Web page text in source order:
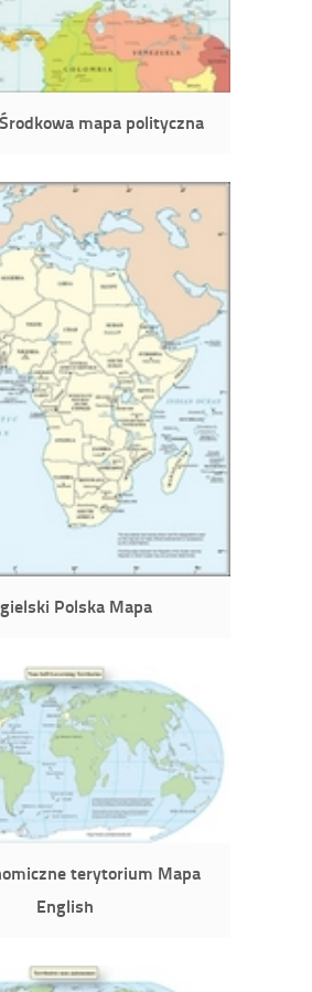
mapa polityczna
Polska Mapa
terytorium Mapa
English